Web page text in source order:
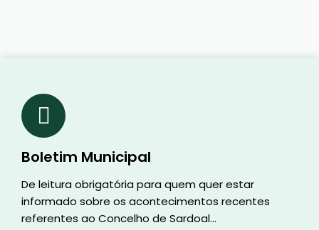
Boletim Municipal
De leitura obrigatória para quem quer estar
informado sobre os acontecimentos recentes
referentes ao Concelho de Sardoal...